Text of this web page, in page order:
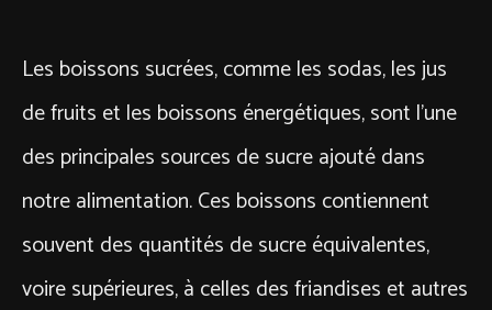
Les boissons sucrées, comme les sodas, les jus
de fruits et les boissons énergétiques, sont l’une
des principales sources de sucre ajouté dans
notre alimentation. Ces boissons contiennent
souvent des quantités de sucre équivalentes,
voire supérieures, à celles des friandises et autres